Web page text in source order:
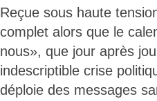
Reçue sous haute
complet alors que le
nous», que jour après
indescriptible crise
déploie des messages